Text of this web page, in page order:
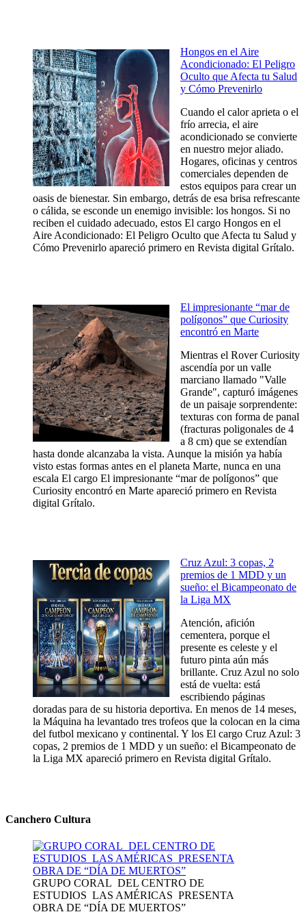
Hongos en el Aire
Acondicionado: El Peligro
Oculto que Afecta tu Salud
y Cómo Prevenirlo
Cuando el calor aprieta o el
frío arrecia, el aire
acondicionado se convierte
en nuestro mejor aliado.
Hogares, oficinas y centros
comerciales dependen de
estos equipos para crear un
oasis de bienestar. Sin embargo, detrás de esa brisa refrescante
o cálida, se esconde un enemigo invisible: los hongos. Si no
reciben el cuidado adecuado, estos El cargo Hongos en el
Aire Acondicionado: El Peligro Oculto que Afecta tu Salud y
Cómo Prevenirlo apareció primero en Revista digital Grítalo.
El impresionante “mar de
polígonos” que Curiosity
encontró en Marte
Mientras el Rover Curiosity
ascendía por un valle
marciano llamado "Valle
Grande", capturó imágenes
de un paisaje sorprendente:
texturas con forma de panal
(fracturas poligonales de 4
a 8 cm) que se extendían
hasta donde alcanzaba la vista. Aunque la misión ya había
visto estas formas antes en el planeta Marte, nunca en una
escala El cargo El impresionante “mar de polígonos” que
Curiosity encontró en Marte apareció primero en Revista
digital Grítalo.
Cruz Azul: 3 copas, 2
premios de 1 MDD y un
sueño: el Bicampeonato de
la Liga MX
Atención, afición
cementera, porque el
presente es celeste y el
futuro pinta aún más
brillante. Cruz Azul no solo
está de vuelta: está
escribiendo páginas
doradas para de su historia deportiva. En menos de 14 meses,
la Máquina ha levantado tres trofeos que la colocan en la cima
del futbol mexicano y continental. Y los El cargo Cruz Azul: 3
copas, 2 premios de 1 MDD y un sueño: el Bicampeonato de
la Liga MX apareció primero en Revista digital Grítalo.
Canchero Cultura
GRUPO CORAL DEL CENTRO DE
ESTUDIOS LAS AMÉRICAS PRESENTA
OBRA DE “DÍA DE MUERTOS”